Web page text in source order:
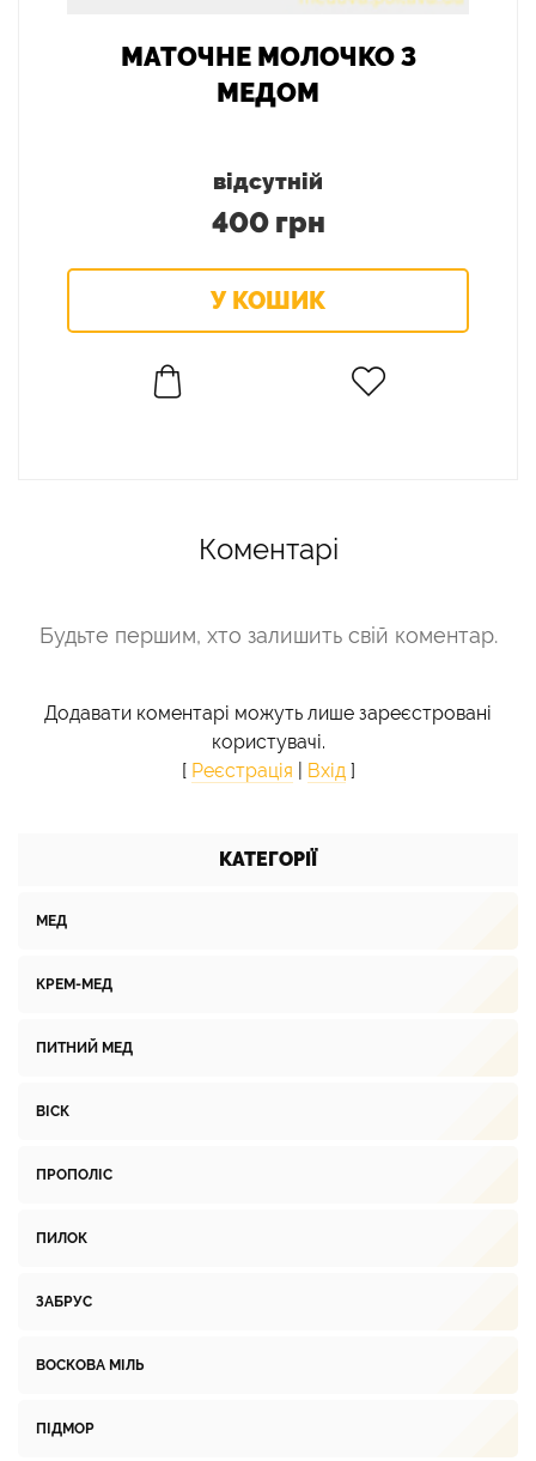
МАТОЧНЕ МОЛОЧКО З
МЕДОМ
відсутній
400 грн
Коментарі
Будьте першим, хто залишить свій коментар.
Додавати коментарі можуть лише зареєстровані
користувачі.
[ Реєстрація Вхід]
КАТЕГОРІЇ
МЕД
КРЕМ-МЕД
ПИТНИЙ МЕД
ВІСК
ПРОПОЛІС
ПИЛОК
ЗАБРУС
ВОСКОВА МІЛЬ
ПІДМОР